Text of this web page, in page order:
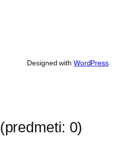
Designed with WordPress
(predmeti: 0)